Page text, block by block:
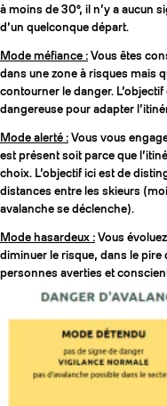
à moins de 30°, il n’y a aucun
d’un quelconque départ.
Mode méfiance : Vous êtes
dans une zone à risques mais
contourner le danger.
dangereuse pour adapter
Mode alerté : Vous vous
est présent soit parce que
choix. L’objectif ici est de
distances entre les skieurs
avalanche se déclenche).
Mode hasardeux : Vous
diminuer le risque, dans le pire
personnes averties et